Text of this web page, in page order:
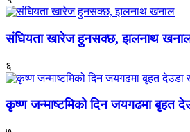
संघियता खारेज हुनसक्छ, झलनाथ
६
कृष्ण जन्माष्टमिको दिन जयगढमा बृहत